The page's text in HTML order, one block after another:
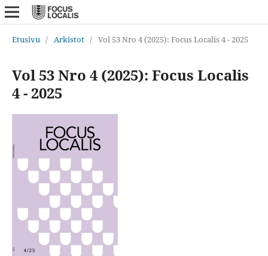
Etusivu / Arkistot / Vol 53 Nro 4 (2025): Focus Localis 4 - 2025
Vol 53 Nro 4 (2025): Focus Localis
4 - 2025